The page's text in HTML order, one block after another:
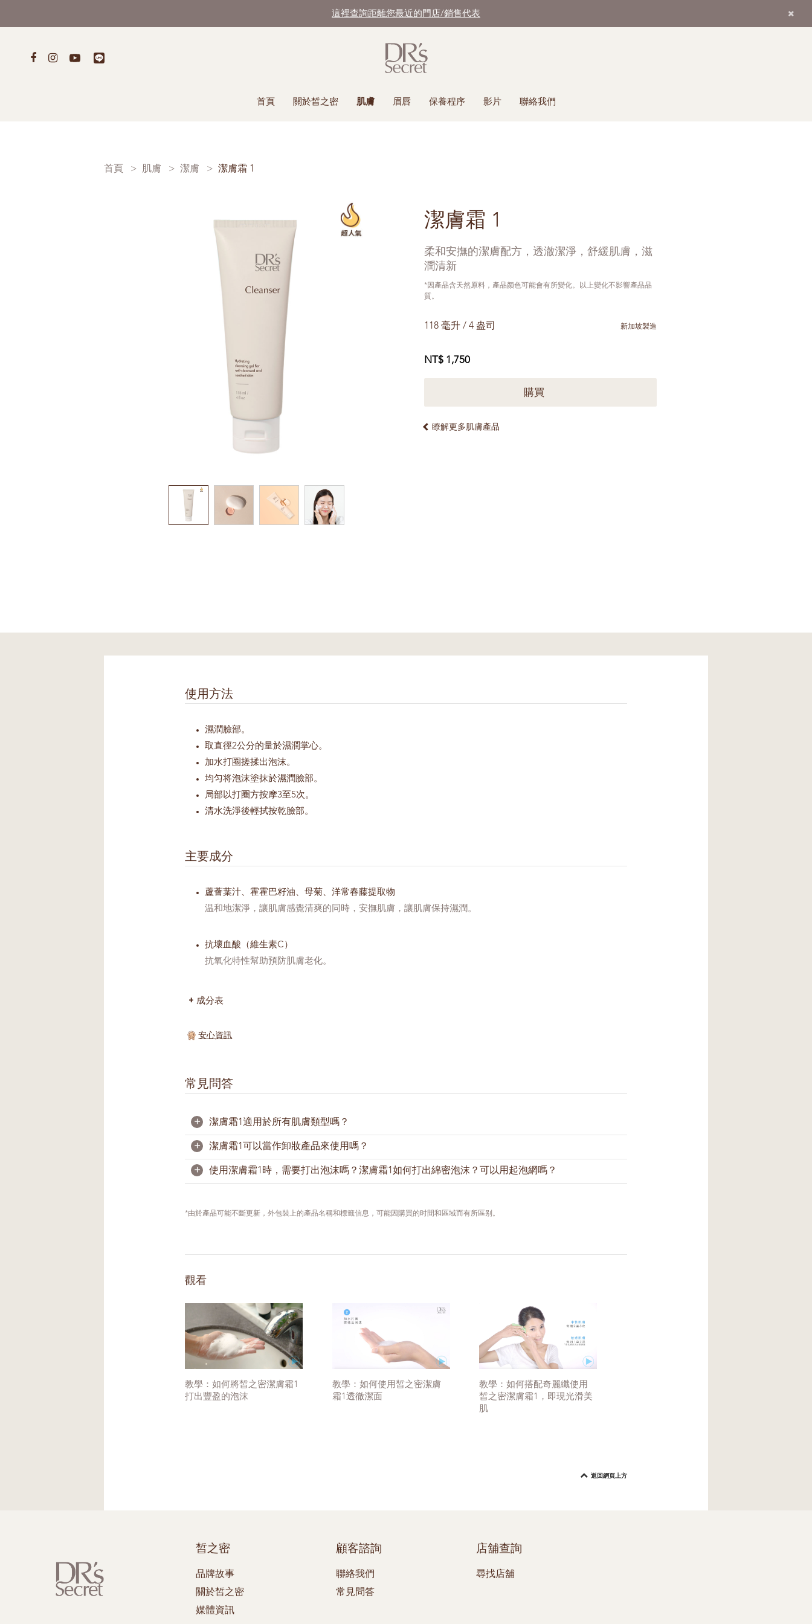
這裡查詢距離您最近的門店/銷售代表
首頁 關於皙之密 肌膚 眉唇 保養程序 影片 聯絡我們
首頁 肌膚 潔膚 潔膚霜 1
潔膚霜 1
柔和安撫的潔膚配方，透澈潔淨，舒緩肌膚，滋
潤清新
*因產品含天然原料，產品颜色可能會有所變化。以上變化不影響產品品
質。
118 毫升 / 4 盎司 新加坡製造
NT$ 1,750
購買
瞭解更多肌膚產品
使用方法
濕潤臉部。
取直徑2公分的量於濕潤掌心。
加水打圈搓揉出泡沫。
均匀将泡沫塗抹於濕潤臉部。
局部以打圈方按摩3至5次。
清水洗淨後輕拭按乾臉部。
主要成分
蘆薈葉汁、霍霍巴籽油、母菊、洋常春藤提取物
温和地潔淨，讓肌膚感覺清爽的同時，安撫肌膚，讓肌膚保持濕潤。
抗壞血酸（維生素C）
抗氧化特性幫助預防肌膚老化。
成分表
安心資訊
常見問答
+ 潔膚霜1適用於所有肌膚類型嗎？
是的，其溫和配方適用於大多肌膚類型。
+ 潔膚霜1可以當作卸妝產品來使用嗎？
潔膚霜1能温和潔淨臉部汙垢雜質 。配合正確的按摩潔淨方式，也能幫助卸除淡妆。
+ 使用潔膚霜1時，需要打出泡沫嗎？潔膚霜1如何打出綿密泡沫？可以用起泡網嗎？
透由揉按泡沫進行肌膚潔淨。
剛開始使用時，若起泡手法不够熟練，可借助起泡網打出绵密泡沫。使用起泡網前，請確保起泡網是
*由於產品可能不斷更新，外包裝上的產品名稱和標籤信息，可能因購買的时間和區域而有所區别。
觀看
教學：如何將皙之密潔膚霜1
打出豐盈的泡沫
教學：如何使用皙之密潔膚
霜1透徹潔面
教學：如何搭配奇麗纖使用
皙之密潔膚霜1，即現光滑美
肌
返回網頁上方
皙之密
品牌故事
關於皙之密
媒體資訊
顧客諮詢
聯絡我們
常見問答
店舖查詢
尋找店舖